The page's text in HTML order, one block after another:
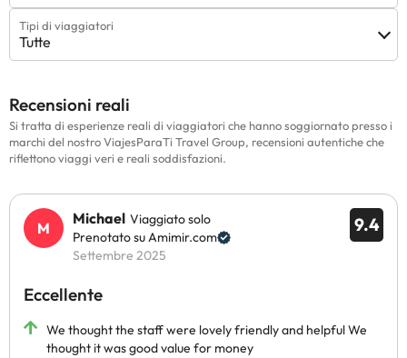
Tipi di viaggiatori
Tutte
Recensioni reali
Si tratta di esperienze reali di viaggiatori che hanno soggiornato presso i
marchi del nostro ViajesParaTi Travel Group, recensioni autentiche che
riflettono viaggi veri e reali soddisfazioni.
9.4
Michael Viaggiato solo
Prenotato su Amimir.com
Settembre 2025
Eccellente
We thought the staff were lovely friendly and helpful We
thought it was good value for money